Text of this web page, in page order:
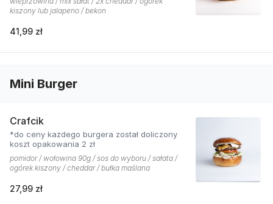
kiszony lub jalapeno / bekon
41,99 zł
Mini Burger
Crafcik
*do ceny każdego burgera został doliczony
koszt opakowania 2 zł
pomidor / wołowina 90g / sos do wyboru / sałata /
ogórek kiszony / cheddar / bułka maślana
27,99 zł